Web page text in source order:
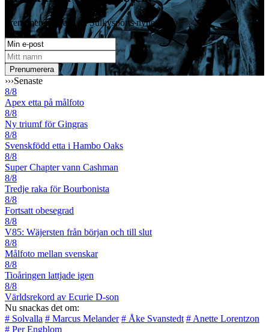
Prenumerera gratis på Sulkysports nyhetsbrev
›››Senaste
8/8
Apex etta på målfoto
8/8
Ny triumf för Gingras
8/8
Svenskfödd etta i Hambo Oaks
8/8
Super Chapter vann Cashman
8/8
Tredje raka för Bourbonista
8/8
Fortsatt obesegrad
8/8
V85: Wäjersten från början och till slut
8/8
Målfoto mellan svenskar
8/8
Tioåringen lattjade igen
8/8
Världsrekord av Ecurie D-son
Nu snackas det om:
# Solvalla # Marcus Melander # Åke Svanstedt # Anette Lorentzon
# Per Engblom